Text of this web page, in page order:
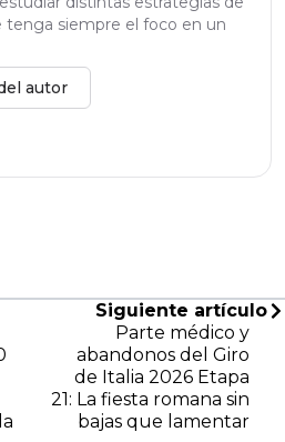
tenga siempre el foco en un
autor
Siguiente artículo
Parte médico y
abandonos del Giro
de Italia 2026 Etapa
21: La fiesta romana sin
bajas que lamentar